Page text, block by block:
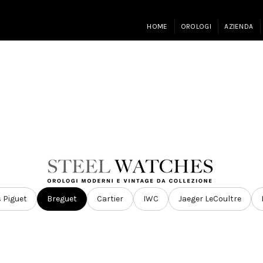
HOME OROLOGI AZIENDA
Piguet Breguet Cartier IWC Jaeger LeCoultre